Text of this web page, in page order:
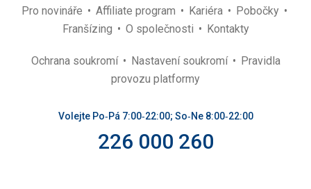
Pro novináře Affiliate program Kariéra
Pobočky
Franšízing
O společnosti Kontakty
Ochrana soukromí Nastavení soukromí
Pravidla
provozu platformy
Volejte Po‑Pá 7:00‑22:00; So‑Ne 8:00‑22:00
226 000 260